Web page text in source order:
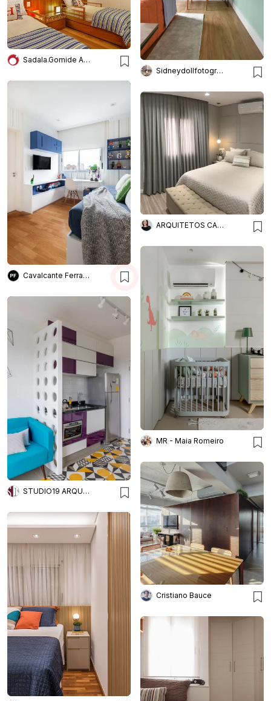
Sidneydollfotografo
Sadala.Gomide Arquitetura
Cavalcante Ferraz Arquitetura + Design
ARQUITETOS CAROL ALGODOAL
MR - Maia Romeiro
STUDIO19 ARQUITETURA E DESIGN
Cristiano Bauce